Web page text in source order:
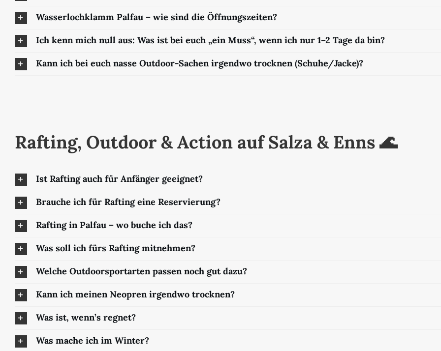
Wasserlochklamm Palfau – wie sind die Öffnungszeiten?
Ich kenn mich null aus: Was ist bei euch „ein Muss“, wenn ich nur 1–2 Tage da bin?
Kann ich bei euch nasse Outdoor-Sachen irgendwo trocknen (Schuhe/Jacke)?
Rafting, Outdoor & Action auf Salza & Enns 🌊
Ist Rafting auch für Anfänger geeignet?
Brauche ich für Rafting eine Reservierung?
Rafting in Palfau – wo buche ich das?
Was soll ich fürs Rafting mitnehmen?
Welche Outdoorsportarten passen noch gut dazu?
Kann ich meinen Neopren irgendwo trocknen?
Was ist, wenn’s regnet?
Was mache ich im Winter?